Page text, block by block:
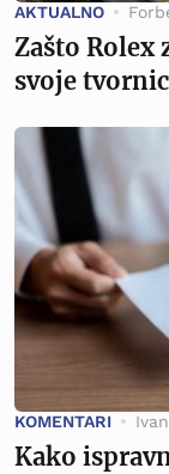
AKTUALNO
Zašto Rolex
svoje
KOMENTARI
Kako